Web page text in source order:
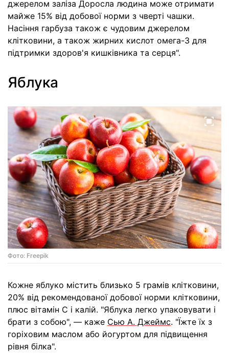
джерелом заліза Доросла людина може отримати
майже 15% від добової норми з чверті чашки.
Насіння гарбуза також є чудовим джерелом
клітковини, а також жирних кислот омега-3 для
підтримки здоров'я кишківника та серця".
Яблука
Фото: Freepik
Кожне яблуко містить близько 5 грамів клітковини,
20% від рекомендованої добової норми клітковини,
плюс вітамін С і калій. "Яблука легко упаковувати і
брати з собою", — каже Сью А. Джеймс. "Їжте їх з
горіховим маслом або йогуртом для підвищення
рівня білка".